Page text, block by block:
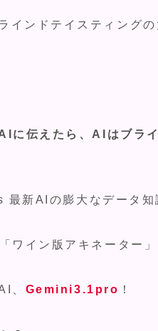
インドテイスティング
に伝えたら、AIはブラ
最新AIの膨大なデータ知
ワイン版アキネーター」
、 Gemini3.1pro ！